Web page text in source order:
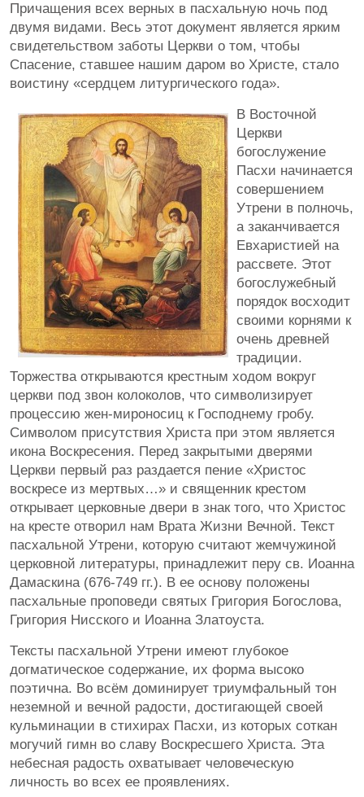
Причащения всех верных в пасхальную ночь под
двумя видами. Весь этот документ является ярким
свидетельством заботы Церкви о том, чтобы
Спасение, ставшее нашим даром во Христе, стало
воистину «сердцем литургического года».
В Восточной
Церкви
богослужение
Пасхи начинается
совершением
Утрени в полночь,
а заканчивается
Евхаристией на
рассвете. Этот
богослужебный
порядок восходит
своими корнями к
очень древней
традиции.
Торжества открываются крестным ходом вокруг
церкви под звон колоколов, что символизирует
процессию жен-мироносиц к Господнему гробу.
Символом присутствия Христа при этом является
икона Воскресения. Перед закрытыми дверями
Церкви первый раз раздается пение «Христос
воскресе из мертвых…» и священник крестом
открывает церковные двери в знак того, что Христос
на кресте отворил нам Врата Жизни Вечной. Текст
пасхальной Утрени, которую считают жемчужиной
церковной литературы, принадлежит перу св. Иоанна
Дамаскина (676-749 гг.). В ее основу положены
пасхальные проповеди святых Григория Богослова,
Григория Нисского и Иоанна Златоуста.
Тексты пасхальной Утрени имеют глубокое
догматическое содержание, их форма высоко
поэтична. Во всём доминирует триумфальный тон
неземной и вечной радости, достигающей своей
кульминации в стихирах Пасхи, из которых соткан
могучий гимн во славу Воскресшего Христа. Эта
небесная радость охватывает человеческую
личность во всех ее проявлениях.